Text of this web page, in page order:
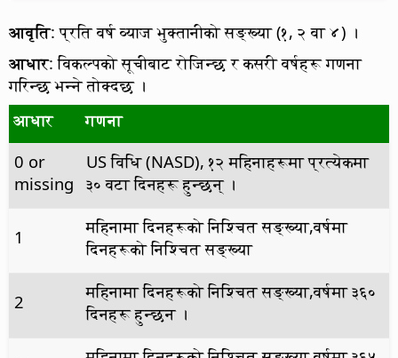
आवृति: प्रति वर्ष व्याज भुक्तानीको सङ्ख्या (१, २ वा ४) ।
आधार: विकल्पको सूचीबाट रोजिन्छ र कसरी वर्षहरू गणना
गरिन्छ भन्ने तोक्दछ ।
आधार
गणना
0 or
missing
US विधि (NASD), १२ महिनाहरूमा प्रत्येकमा
३० वटा दिनहरू हुन्छन् ।
1
महिनामा दिनहरूको निश्चित सङ्ख्या,वर्षमा
दिनहरूको निश्चित सङ्ख्या
2
महिनामा दिनहरूको निश्चित सङ्ख्या,वर्षमा ३६०
दिनहरू हुन्छन ।